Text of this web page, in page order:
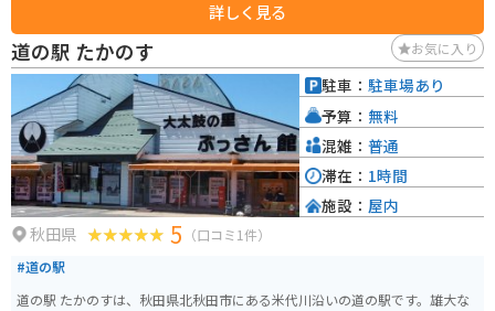
県の名産品を販売するショップがあり、お土産探しにも最適です。また、展
望デッキからは、飛行機の離着陸を間近で見ることができ、飛行機好きには
たまらないスポットとなっています。 バイクで訪れる場合、道の駅には広い
駐車場が完備されているので安心です。周辺には、世界遺産の白神山地や、
十和田八幡平国立公園など、自然豊かな観光スポットも多く、ツーリングの
拠点としても最適な場所と言えるでしょう。秋田の豊かな自然と食を満喫で
きる道の駅 大館能代空港に、ぜひ一度足を運んでみてください。
詳しく見る
道の駅 たかのす お気に入り
秋田県 5 （口コミ1件）
#道の駅
道の駅 たかのすは、秋田県北秋田市にある米代川沿いの道の駅です。雄大な
駐車： 駐車場あり
予算： 無料
混雑： 普通
滞在： 1時間
施設： 屋内